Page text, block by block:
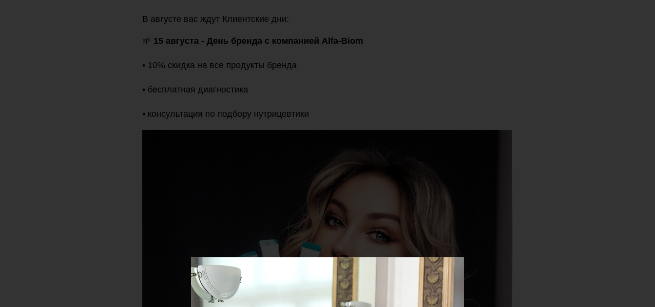
В августе вас ждут Клиентские дни:
🌱 15 августа - День бренда с компанией Alfa-Biom
• 10% скидка на все продукты бренда
• бесплатная диагностика
• консультация по подбору нутрицевтики